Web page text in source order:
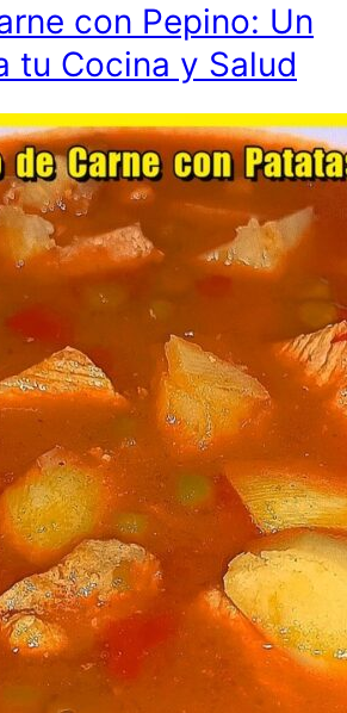
con Pepino: Un
tu Cocina y Salud